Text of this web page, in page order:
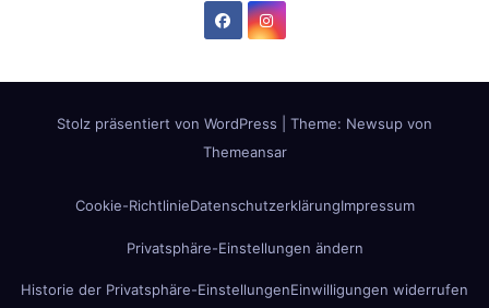
Stolz präsentiert von WordPress Theme: Newsup von
Themeansar
Cookie-RichtlinieDatenschutzerklärungImpressum
Privatsphäre-Einstellungen ändern
Historie der Privatsphäre-EinstellungenEinwilligungen widerrufen